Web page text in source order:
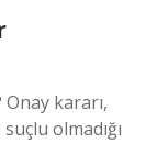
kararı,
olmadığı